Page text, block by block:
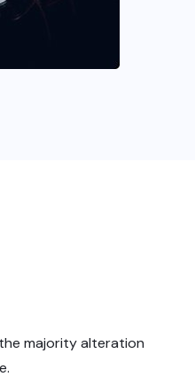
majority alteration